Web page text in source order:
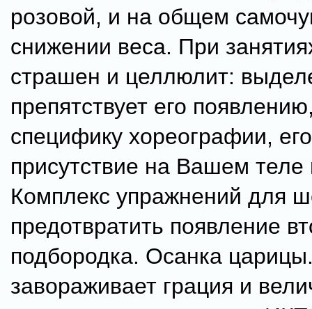
розовой, и на общем
снижении веса. При
страшен и целлюлит:
препятствует его
специфику хореографии,
присутствие на Вашем
Комплекс упражнений для
предотвратить появление
подбородка. Осанка
завораживает грация и